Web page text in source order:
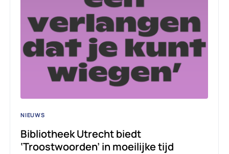
NIEUWS
Bibliotheek Utrecht biedt
‘Troostwoorden’ in moeilijke tijd